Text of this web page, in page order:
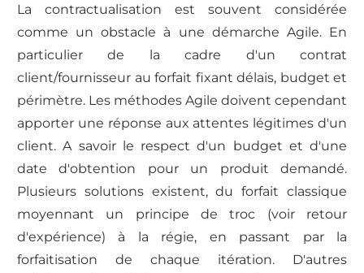
La contractualisation est souvent considérée
comme un obstacle à une démarche Agile. En
particulier de la cadre d'un contrat
client/fournisseur au forfait fixant délais, budget et
périmètre. Les méthodes Agile doivent cependant
apporter une réponse aux attentes légitimes d'un
client. A savoir le respect d'un budget et d'une
date d'obtention pour un produit demandé.
Plusieurs solutions existent, du forfait classique
moyennant un principe de troc (voir retour
d'expérience) à la régie, en passant par la
forfaitisation de chaque itération. D'autres